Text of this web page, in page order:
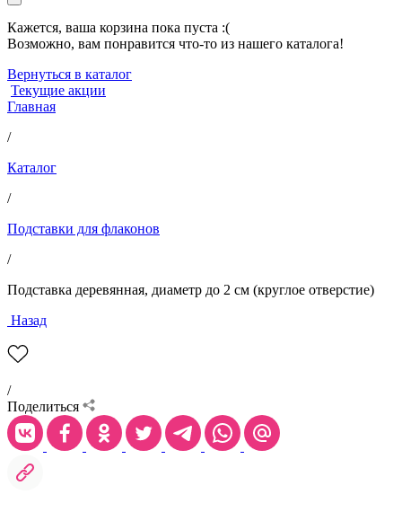
Кажется, ваша корзина пока пуста :(
Возможно, вам понравится что-то из нашего каталога!
Вернуться в каталог
Текущие акции
Главная
/
Каталог
/
Подставки для флаконов
/
Подставка деревянная, диаметр до 2 см (круглое отверстие)
Назад
/
Поделиться